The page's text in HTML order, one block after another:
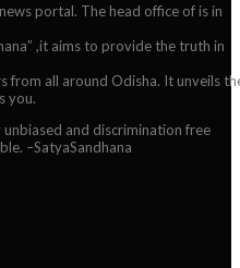
portal. The head office of is in
,it aims to provide the truth in
from all around Odisha. It unveils
you.
and discrimination free
–SatyaSandhana